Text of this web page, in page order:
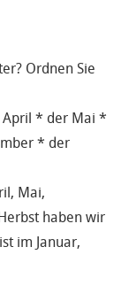
Ordnen Sie
April * der Mai *
* der
Mai,
haben wir
im Januar,